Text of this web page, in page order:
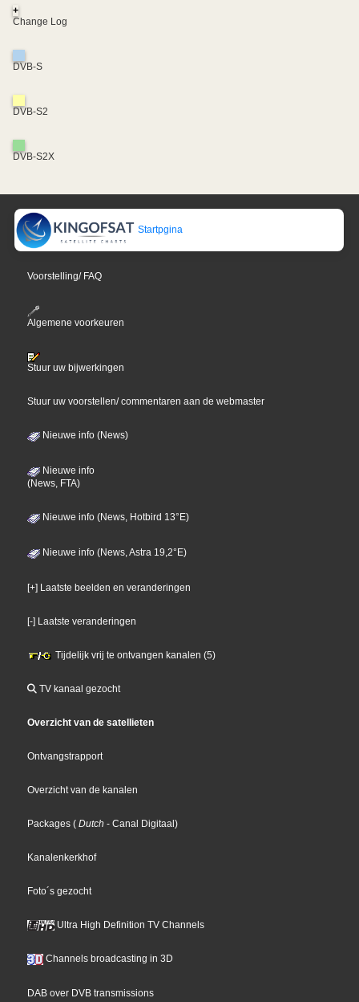
+
Change Log
DVB-S
DVB-S2
DVB-S2X
Startpgina
Voorstelling/ FAQ
Algemene voorkeuren
Stuur uw bijwerkingen
Stuur uw voorstellen/ commentaren aan de webmaster
Nieuwe info (News)
Nieuwe info
(News, FTA)
Nieuwe info (News, Hotbird 13°E)
Nieuwe info (News, Astra 19,2°E)
[+] Laatste beelden en veranderingen
[-] Laatste veranderingen
Tijdelijk vrij te ontvangen kanalen (5)
TV kanaal gezocht
Overzicht van de satellieten
Ontvangstrapport
Overzicht van de kanalen
Packages ( Dutch - Canal Digitaal)
Kanalenkerkhof
Foto´s gezocht
Ultra High Definition TV Channels
Channels broadcasting in 3D
DAB over DVB transmissions